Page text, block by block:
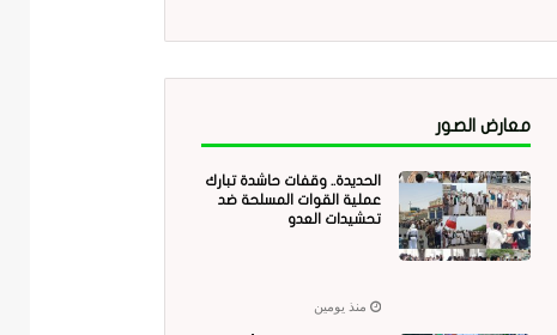
معارض الصور
الحديدة.. وقفات حاشدة تبارك
عملية القوات المسلحة ضد
تحشيدات العدو
منذ يومين